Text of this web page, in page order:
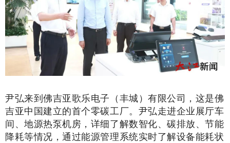
尹弘来到佛吉亚歌乐电子（丰城）有限公司，这是佛
吉亚中国建立的首个零碳工厂。尹弘走进企业展厅车
间、地源热泵机房，详细了解数智化、碳排放、节能
降耗等情况，通过能源管理系统实时了解设备能耗状